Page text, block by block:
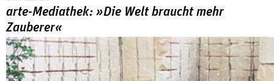
arte-Mediathek: »Die Welt braucht mehr
Zauberer«